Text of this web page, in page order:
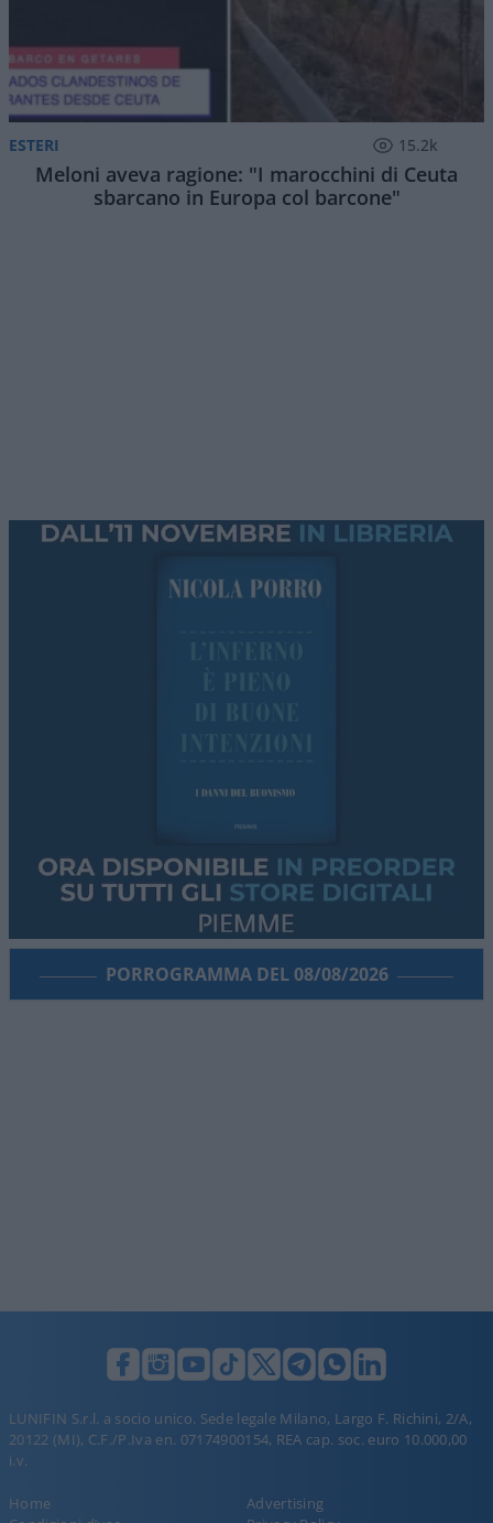
ESTERI 15.2k
Meloni aveva ragione: "I marocchini di Ceuta
sbarcano in Europa col barcone"
PORROGRAMMA DEL 08/08/2026
LUNIFIN S.r.l. a socio unico. Sede legale Milano, Largo F. Richini, 2/A,
20122 (MI), C.F./P.Iva en. 07174900154, REA cap. soc. euro 10.000,00
i.v.
Home
Advertising